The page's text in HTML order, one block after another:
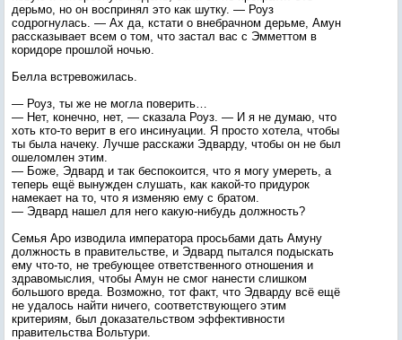
дерьмо, но он воспринял это как шутку. — Роуз
содрогнулась. — Ах да, кстати о внебрачном дерьме, Амун
рассказывает всем о том, что застал вас с Эмметтом в
коридоре прошлой ночью.
Белла встревожилась.
— Роуз, ты же не могла поверить…
— Нет, конечно, нет, — сказала Роуз. — И я не думаю, что
хоть кто-то верит в его инсинуации. Я просто хотела, чтобы
ты была начеку. Лучше расскажи Эдварду, чтобы он не был
ошеломлен этим.
— Боже, Эдвард и так беспокоится, что я могу умереть, а
теперь ещё вынужден слушать, как какой-то придурок
намекает на то, что я изменяю ему с братом.
— Эдвард нашел для него какую-нибудь должность?
Семья Аро изводила императора просьбами дать Амуну
должность в правительстве, и Эдвард пытался подыскать
ему что-то, не требующее ответственного отношения и
здравомыслия, чтобы Амун не смог нанести слишком
большого вреда. Возможно, тот факт, что Эдварду всё ещё
не удалось найти ничего, соответствующего этим
критериям, был доказательством эффективности
правительства Вольтури.